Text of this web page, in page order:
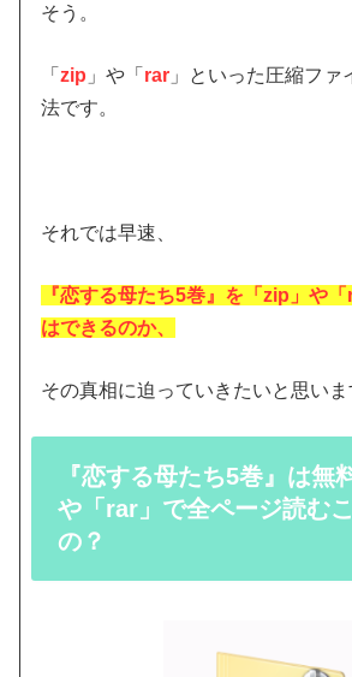
そう。
「zip 」や「 rar 」といった圧縮フ
法です。
それでは早速、
『恋する母たち5巻』を「zip」や
はできるのか、
その真相に迫っていきたいと思いま
『恋する母たち5巻』は無
や「rar」で全ページ読む
の？